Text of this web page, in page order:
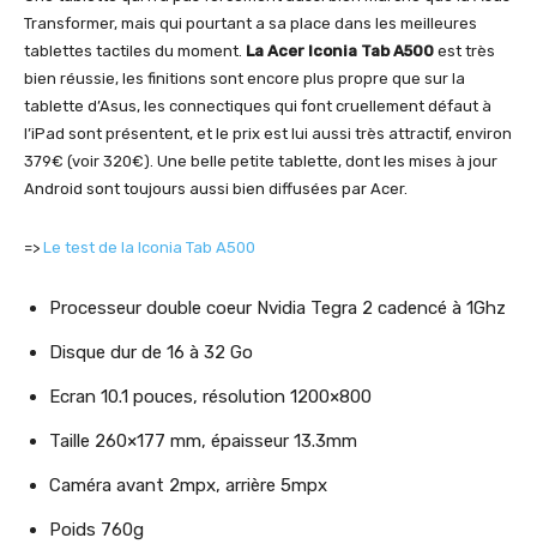
Transformer, mais qui pourtant a sa place dans les meilleures
tablettes tactiles du moment. La Acer Iconia Tab A500 est très
bien réussie, les finitions sont encore plus propre que sur la
tablette d’Asus, les connectiques qui font cruellement défaut à
l’iPad sont présentent, et le prix est lui aussi très attractif, environ
379€ (voir 320€). Une belle petite tablette, dont les mises à jour
Android sont toujours aussi bien diffusées par Acer.
=> Le test de la Iconia Tab A500
Processeur double coeur Nvidia Tegra 2 cadencé à 1Ghz
Disque dur de 16 à 32 Go
Ecran 10.1 pouces, résolution 1200×800
Taille 260×177 mm, épaisseur 13.3mm
Caméra avant 2mpx, arrière 5mpx
Poids 760g